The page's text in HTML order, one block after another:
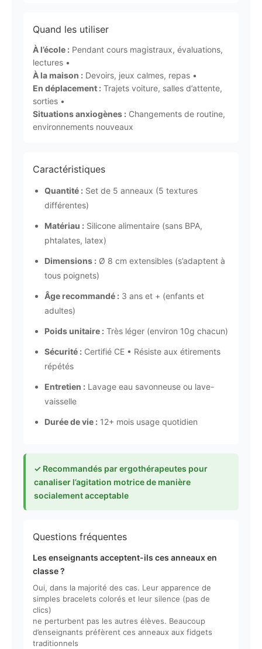
Quand les utiliser
À l’école : Pendant cours magistraux, évaluations,
lectures •
À la maison : Devoirs, jeux calmes, repas •
En déplacement : Trajets voiture, salles d’attente,
sorties •
Situations anxiogènes : Changements de routine,
environnements nouveaux
Caractéristiques
Quantité : Set de 5 anneaux (5 textures
différentes)
Matériau : Silicone alimentaire (sans BPA,
phtalates, latex)
Dimensions : Ø 8 cm extensibles (s’adaptent à
tous poignets)
Âge recommandé : 3 ans et + (enfants et
adultes)
Poids unitaire : Très léger (environ 10g chacun)
Sécurité : Certifié CE • Résiste aux étirements
répétés
Entretien : Lavage eau savonneuse ou lave-
vaisselle
Durée de vie : 12+ mois usage quotidien
✓ Recommandés par ergothérapeutes pour
canaliser l’agitation motrice de manière
socialement acceptable
Questions fréquentes
Les enseignants acceptent-ils ces anneaux en
classe ?
Oui, dans la majorité des cas. Leur apparence de
simples bracelets colorés et leur silence (pas de
clics)
ne perturbent pas les autres élèves. Beaucoup
d’enseignants préfèrent ces anneaux aux fidgets
traditionnels